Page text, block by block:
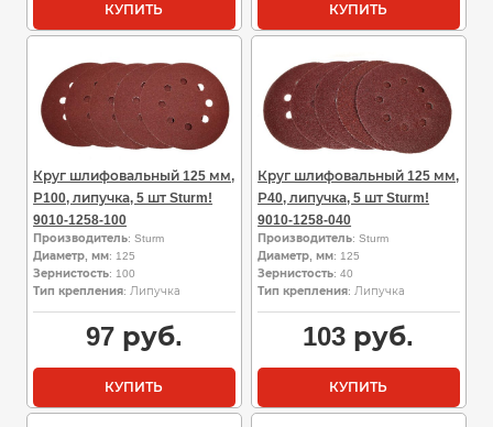
КУПИТЬ КУПИТЬ
Круг шлифовальный 125 мм,
Р100, липучка, 5 шт Sturm!
9010-1258-100
Производитель: Sturm
Диаметр, мм: 125
Зернистость: 100
Тип крепления: Липучка
97руб.
КУПИТЬ
Круг шлифовальный 125 мм,
Р40, липучка, 5 шт Sturm!
9010-1258-040
Производитель: Sturm
Диаметр, мм: 125
Зернистость: 40
Тип крепления: Липучка
103 руб.
КУПИТЬ